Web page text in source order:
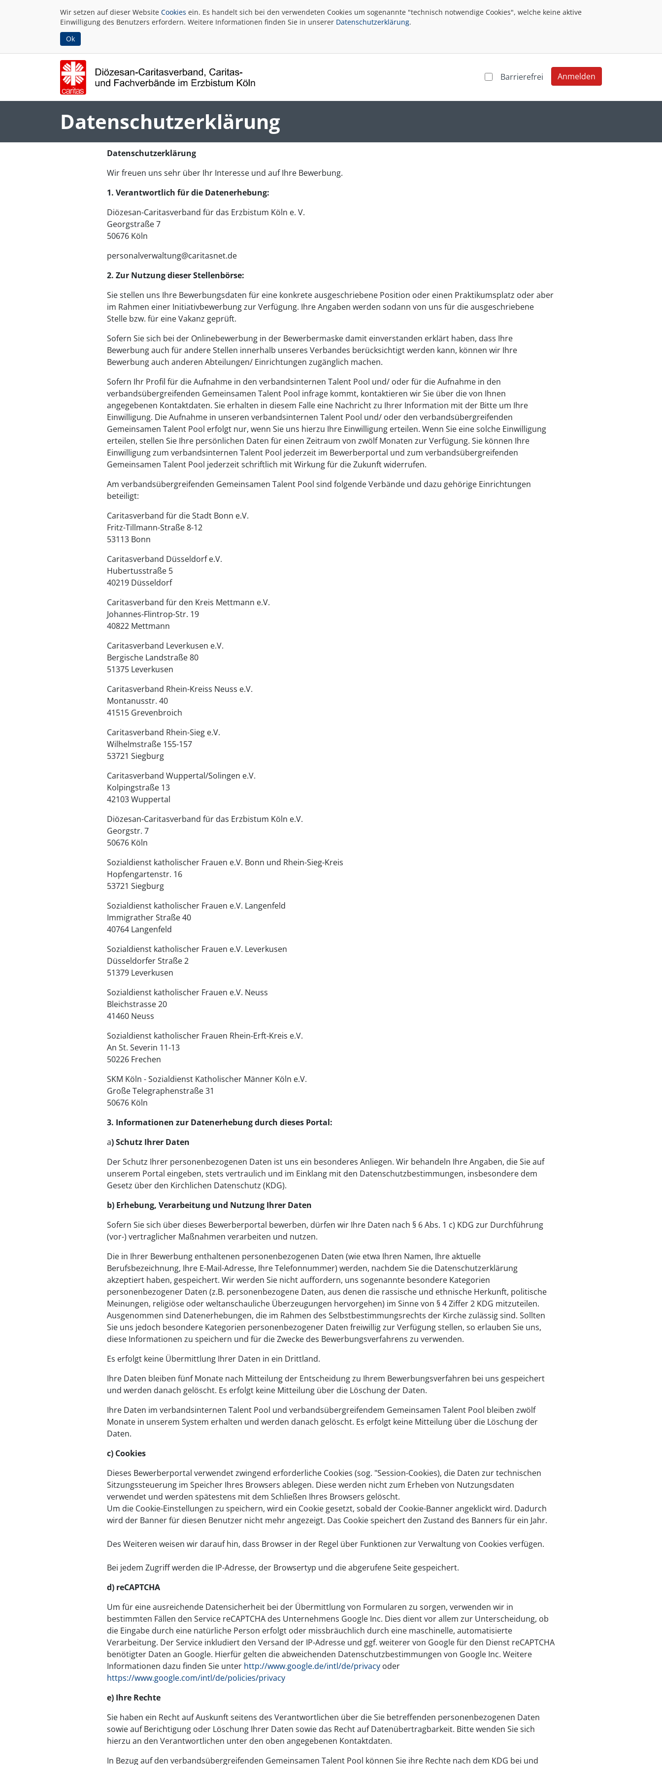
Wir setzen auf dieser Website Cookies ein. Es handelt sich bei den verwendeten Cookies um sogenannte "technisch notwendige Cookies", welche keine aktive
Einwilligung des Benutzers erfordern. Weitere Informationen finden Sie in unserer Datenschutzerklärung.
Ok
Barrierefrei Anmelden
Datenschutzerklärung
Datenschutzerklärung
Wir freuen uns sehr über Ihr Interesse und auf Ihre Bewerbung.
1. Verantwortlich für die Datenerhebung:
Diözesan-Caritasverband für das Erzbistum Köln e. V.
Georgstraße 7
50676 Köln
personalverwaltung@caritasnet.de
2. Zur Nutzung dieser Stellenbörse:
Sie stellen uns Ihre Bewerbungsdaten für eine konkrete ausgeschriebene Position oder einen Praktikumsplatz oder aber
im Rahmen einer Initiativbewerbung zur Verfügung. Ihre Angaben werden sodann von uns für die ausgeschriebene
Stelle bzw. für eine Vakanz geprüft.
Sofern Sie sich bei der Onlinebewerbung in der Bewerbermaske damit einverstanden erklärt haben, dass Ihre
Bewerbung auch für andere Stellen innerhalb unseres Verbandes berücksichtigt werden kann, können wir Ihre
Bewerbung auch anderen Abteilungen/ Einrichtungen zugänglich machen.
Sofern Ihr Profil für die Aufnahme in den verbandsinternen Talent Pool und/ oder für die Aufnahme in den
verbandsübergreifenden Gemeinsamen Talent Pool infrage kommt, kontaktieren wir Sie über die von Ihnen
angegebenen Kontaktdaten. Sie erhalten in diesem Falle eine Nachricht zu Ihrer Information mit der Bitte um Ihre
Einwilligung. Die Aufnahme in unseren verbandsinternen Talent Pool und/ oder den verbandsübergreifenden
Gemeinsamen Talent Pool erfolgt nur, wenn Sie uns hierzu Ihre Einwilligung erteilen. Wenn Sie eine solche Einwilligung
erteilen, stellen Sie Ihre persönlichen Daten für einen Zeitraum von zwölf Monaten zur Verfügung. Sie können Ihre
Einwilligung zum verbandsinternen Talent Pool jederzeit im Bewerberportal und zum verbandsübergreifenden
Gemeinsamen Talent Pool jederzeit schriftlich mit Wirkung für die Zukunft widerrufen.
Am verbandsübergreifenden Gemeinsamen Talent Pool sind folgende Verbände und dazu gehörige Einrichtungen
beteiligt:
Caritasverband für die Stadt Bonn e.V.
Fritz-Tillmann-Straße 8-12
53113 Bonn
Caritasverband Düsseldorf e.V.
Hubertusstraße 5
40219 Düsseldorf
Caritasverband für den Kreis Mettmann e.V.
Johannes-Flintrop-Str. 19
40822 Mettmann
Caritasverband Leverkusen e.V.
Bergische Landstraße 80
51375 Leverkusen
Caritasverband Rhein-Kreiss Neuss e.V.
Montanusstr. 40
41515 Grevenbroich
Caritasverband Rhein-Sieg e.V.
Wilhelmstraße 155-157
53721 Siegburg
Caritasverband Wuppertal/Solingen e.V.
Kolpingstraße 13
42103 Wuppertal
Diözesan-Caritasverband für das Erzbistum Köln e.V.
Georgstr. 7
50676 Köln
Sozialdienst katholischer Frauen e.V. Bonn und Rhein-Sieg-Kreis
Hopfengartenstr. 16
53721 Siegburg
Sozialdienst katholischer Frauen e.V. Langenfeld
Immigrather Straße 40
40764 Langenfeld
Sozialdienst katholischer Frauen e.V. Leverkusen
Düsseldorfer Straße 2
51379 Leverkusen
Sozialdienst katholischer Frauen e.V. Neuss
Bleichstrasse 20
41460 Neuss
Sozialdienst katholischer Frauen Rhein-Erft-Kreis e.V.
An St. Severin 11-13
50226 Frechen
SKM Köln - Sozialdienst Katholischer Männer Köln e.V.
Große Telegraphenstraße 31
50676 Köln
3. Informationen zur Datenerhebung durch dieses Portal:
a) Schutz Ihrer Daten
Der Schutz Ihrer personenbezogenen Daten ist uns ein besonderes Anliegen. Wir behandeln Ihre Angaben, die Sie auf
unserem Portal eingeben, stets vertraulich und im Einklang mit den Datenschutzbestimmungen, insbesondere dem
Gesetz über den Kirchlichen Datenschutz (KDG).
b) Erhebung, Verarbeitung und Nutzung Ihrer Daten
Sofern Sie sich über dieses Bewerberportal bewerben, dürfen wir Ihre Daten nach § 6 Abs. 1 c) KDG zur Durchführung
(vor-) vertraglicher Maßnahmen verarbeiten und nutzen.
Die in Ihrer Bewerbung enthaltenen personenbezogenen Daten (wie etwa Ihren Namen, Ihre aktuelle
Berufsbezeichnung, Ihre E-Mail-Adresse, Ihre Telefonnummer) werden, nachdem Sie die Datenschutzerklärung
akzeptiert haben, gespeichert. Wir werden Sie nicht auffordern, uns sogenannte besondere Kategorien
personenbezogener Daten (z.B. personenbezogene Daten, aus denen die rassische und ethnische Herkunft, politische
Meinungen, religiöse oder weltanschauliche Überzeugungen hervorgehen) im Sinne von § 4 Ziffer 2 KDG mitzuteilen.
Ausgenommen sind Datenerhebungen, die im Rahmen des Selbstbestimmungsrechts der Kirche zulässig sind. Sollten
Sie uns jedoch besondere Kategorien personenbezogener Daten freiwillig zur Verfügung stellen, so erlauben Sie uns,
diese Informationen zu speichern und für die Zwecke des Bewerbungsverfahrens zu verwenden.
Es erfolgt keine Übermittlung Ihrer Daten in ein Drittland.
Ihre Daten bleiben fünf Monate nach Mitteilung der Entscheidung zu Ihrem Bewerbungsverfahren bei uns gespeichert
und werden danach gelöscht. Es erfolgt keine Mitteilung über die Löschung der Daten.
Ihre Daten im verbandsinternen Talent Pool und verbandsübergreifendem Gemeinsamen Talent Pool bleiben zwölf
Monate in unserem System erhalten und werden danach gelöscht. Es erfolgt keine Mitteilung über die Löschung der
Daten.
c) Cookies
Dieses Bewerberportal verwendet zwingend erforderliche Cookies (sog. "Session-Cookies), die Daten zur technischen
Sitzungssteuerung im Speicher Ihres Browsers ablegen. Diese werden nicht zum Erheben von Nutzungsdaten
verwendet und werden spätestens mit dem Schließen Ihres Browsers gelöscht.
Um die Cookie-Einstellungen zu speichern, wird ein Cookie gesetzt, sobald der Cookie-Banner angeklickt wird. Dadurch
wird der Banner für diesen Benutzer nicht mehr angezeigt. Das Cookie speichert den Zustand des Banners für ein Jahr.
Des Weiteren weisen wir darauf hin, dass Browser in der Regel über Funktionen zur Verwaltung von Cookies verfügen.
Bei jedem Zugriff werden die IP-Adresse, der Browsertyp und die abgerufene Seite gespeichert.
d) reCAPTCHA
Um für eine ausreichende Datensicherheit bei der Übermittlung von Formularen zu sorgen, verwenden wir in
bestimmten Fällen den Service reCAPTCHA des Unternehmens Google Inc. Dies dient vor allem zur Unterscheidung, ob
die Eingabe durch eine natürliche Person erfolgt oder missbräuchlich durch eine maschinelle, automatisierte
Verarbeitung. Der Service inkludiert den Versand der IP-Adresse und ggf. weiterer von Google für den Dienst reCAPTCHA
benötigter Daten an Google. Hierfür gelten die abweichenden Datenschutzbestimmungen von Google Inc. Weitere
Informationen dazu finden Sie unter http://www.google.de/intl/de/privacy oder
https://www.google.com/intl/de/policies/privacy
e) Ihre Rechte
Sie haben ein Recht auf Auskunft seitens des Verantwortlichen über die Sie betreffenden personenbezogenen Daten
sowie auf Berichtigung oder Löschung Ihrer Daten sowie das Recht auf Datenübertragbarkeit. Bitte wenden Sie sich
hierzu an den Verantwortlichen unter den oben angegebenen Kontaktdaten.
In Bezug auf den verbandsübergreifenden Gemeinsamen Talent Pool können Sie ihre Rechte nach dem KDG bei und